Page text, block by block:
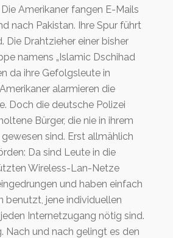
Die Amerikaner fangen E-Mails
nach Pakistan. Ihre Spur führt
Die Drahtzieher einer bisher
namens „Islamic Dschihad
da ihre Gefolgsleute in
alarmieren die
Doch die deutsche Polizei
Bürger, die nie in ihrem
sind. Erst allmählich
Da sind Leute in die
Wireless-Lan-Netze
und haben einfach
benutzt, jene individuellen
Internetzugang nötig sind.
Nach und nach gelingt es den